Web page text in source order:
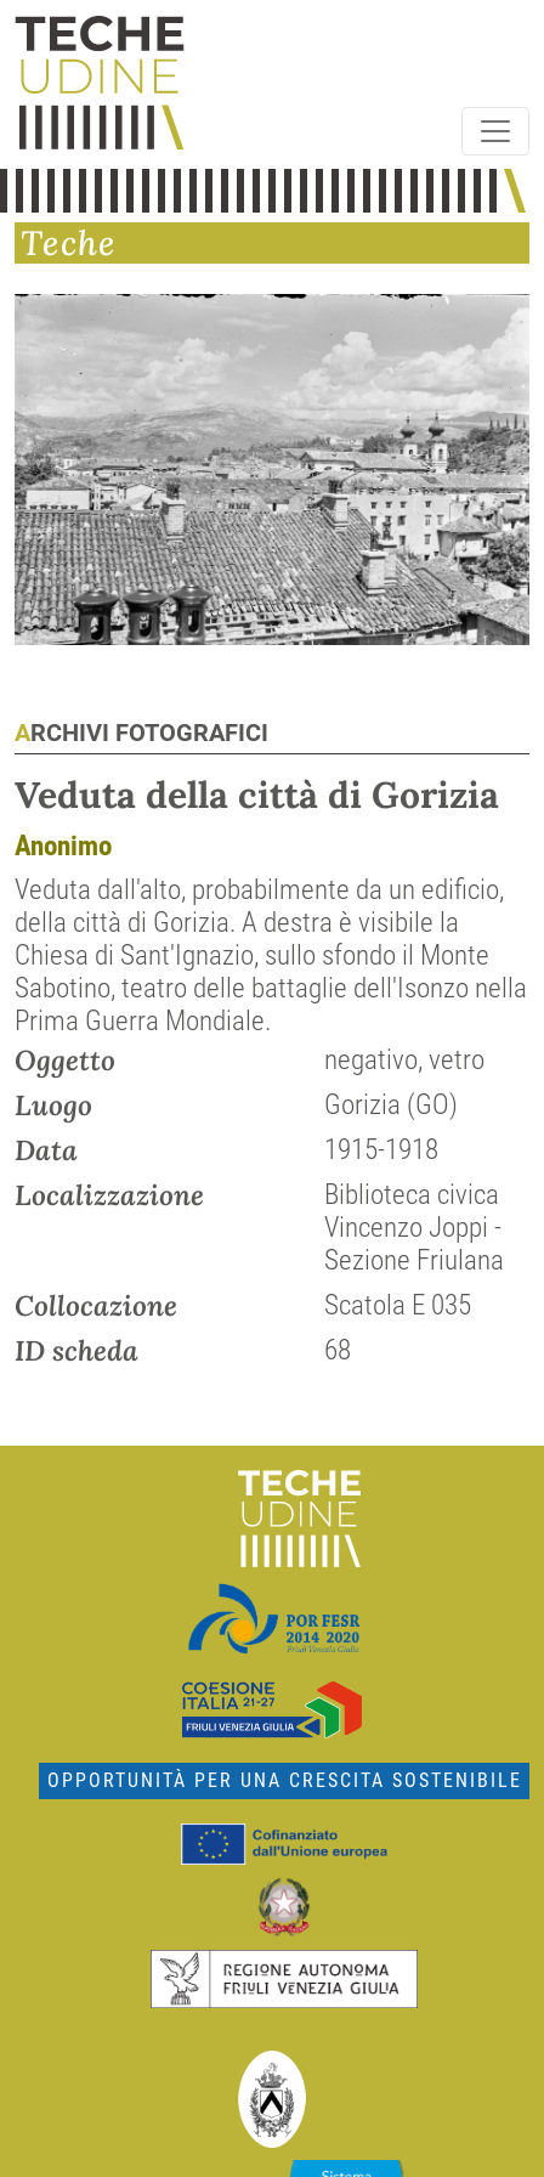
Teche
ARCHIVI FOTOGRAFICI
Veduta della città di Gorizia
Anonimo
Veduta dall'alto, probabilmente da un edificio,
della città di Gorizia. A destra è visibile la
Chiesa di Sant'Ignazio, sullo sfondo il Monte
Sabotino, teatro delle battaglie dell'Isonzo nella
Prima Guerra Mondiale.
Oggetto negativo, vetro
Luogo Gorizia (GO)
Data 1915-1918
Localizzazione
Biblioteca civica
Vincenzo Joppi -
Sezione Friulana
Collocazione Scatola E 035
ID scheda 68
OPPORTUNITÀ PER UNA CRESCITA SOSTENIBILE